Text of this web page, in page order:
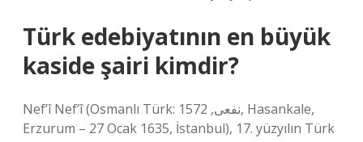
Türk edebiyatının en büyük
kaside şairi kimdir?
Nef’î Nef’î (Osmanlı Türk: نفعی, 1572, Hasankale,
Erzurum – 27 Ocak 1635, İstanbul), 17. yüzyılın Türk